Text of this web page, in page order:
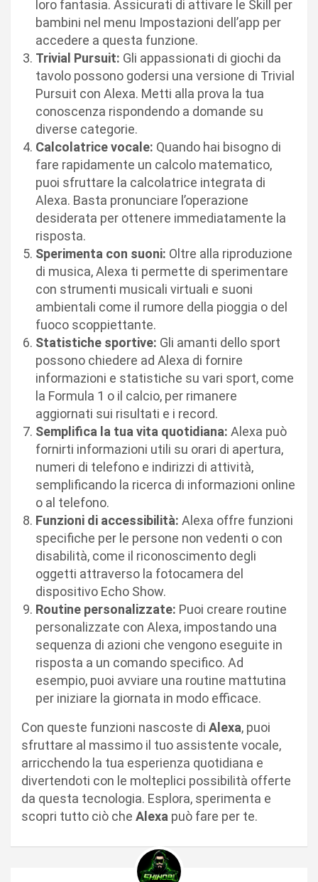
loro fantasia. Assicurati di attivare le Skill per
bambini nel menu Impostazioni dell’app per
accedere a questa funzione.
Trivial Pursuit: Gli appassionati di giochi da
tavolo possono godersi una versione di Trivial
Pursuit con Alexa. Metti alla prova la tua
conoscenza rispondendo a domande su
diverse categorie.
Calcolatrice vocale: Quando hai bisogno di
fare rapidamente un calcolo matematico,
puoi sfruttare la calcolatrice integrata di
Alexa. Basta pronunciare l’operazione
desiderata per ottenere immediatamente la
risposta.
Sperimenta con suoni: Oltre alla riproduzione
di musica, Alexa ti permette di sperimentare
con strumenti musicali virtuali e suoni
ambientali come il rumore della pioggia o del
fuoco scoppiettante.
Statistiche sportive: Gli amanti dello sport
possono chiedere ad Alexa di fornire
informazioni e statistiche su vari sport, come
la Formula 1 o il calcio, per rimanere
aggiornati sui risultati e i record.
Semplifica la tua vita quotidiana: Alexa può
fornirti informazioni utili su orari di apertura,
numeri di telefono e indirizzi di attività,
semplificando la ricerca di informazioni online
o al telefono.
Funzioni di accessibilità: Alexa offre funzioni
specifiche per le persone non vedenti o con
disabilità, come il riconoscimento degli
oggetti attraverso la fotocamera del
dispositivo Echo Show.
Routine personalizzate: Puoi creare routine
personalizzate con Alexa, impostando una
sequenza di azioni che vengono eseguite in
risposta a un comando specifico. Ad
esempio, puoi avviare una routine mattutina
per iniziare la giornata in modo efficace.
Con queste funzioni nascoste di Alexa, puoi
sfruttare al massimo il tuo assistente vocale,
arricchendo la tua esperienza quotidiana e
divertendoti con le molteplici possibilità offerte
da questa tecnologia. Esplora, sperimenta e
scopri tutto ciò che Alexa può fare per te.